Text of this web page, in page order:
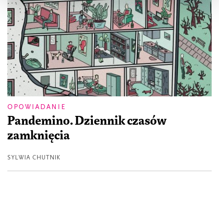
OPOWIADANIE
Pandemino. Dziennik czasów
zamknięcia
SYLWIA CHUTNIK